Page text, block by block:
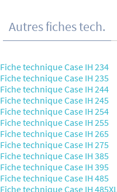
Autres fiches tech.
Fiche technique Case IH 234
Fiche technique Case IH 235
Fiche technique Case IH 244
Fiche technique Case IH 245
Fiche technique Case IH 254
Fiche technique Case IH 255
Fiche technique Case IH 265
Fiche technique Case IH 275
Fiche technique Case IH 385
Fiche technique Case IH 395
Fiche technique Case IH 485
Fiche technique Case IH